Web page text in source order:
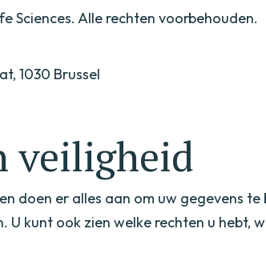
Sciences. Alle rechten voorbehouden.
1030 Brussel
veiligheid
doen er alles aan om uw gegevens
U kunt ook zien welke rechten u